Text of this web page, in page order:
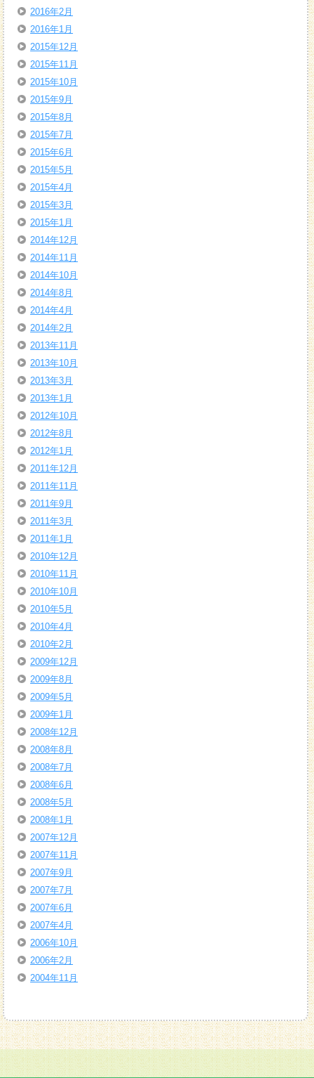
2016年2月
2016年1月
2015年12月
2015年11月
2015年10月
2015年9月
2015年8月
2015年7月
2015年6月
2015年5月
2015年4月
2015年3月
2015年1月
2014年12月
2014年11月
2014年10月
2014年8月
2014年4月
2014年2月
2013年11月
2013年10月
2013年3月
2013年1月
2012年10月
2012年8月
2012年1月
2011年12月
2011年11月
2011年9月
2011年3月
2011年1月
2010年12月
2010年11月
2010年10月
2010年5月
2010年4月
2010年2月
2009年12月
2009年8月
2009年5月
2009年1月
2008年12月
2008年8月
2008年7月
2008年6月
2008年5月
2008年1月
2007年12月
2007年11月
2007年9月
2007年7月
2007年6月
2007年4月
2006年10月
2006年2月
2004年11月